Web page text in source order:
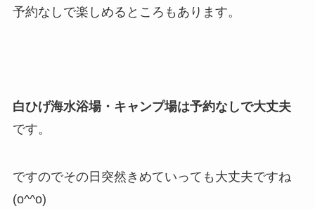
予約なしで楽しめるところもあります。
白ひげ海水浴場・キャンプ場は予約なしで大丈夫
です。
ですのでその日突然きめていっても大丈夫ですね
(o^^o)